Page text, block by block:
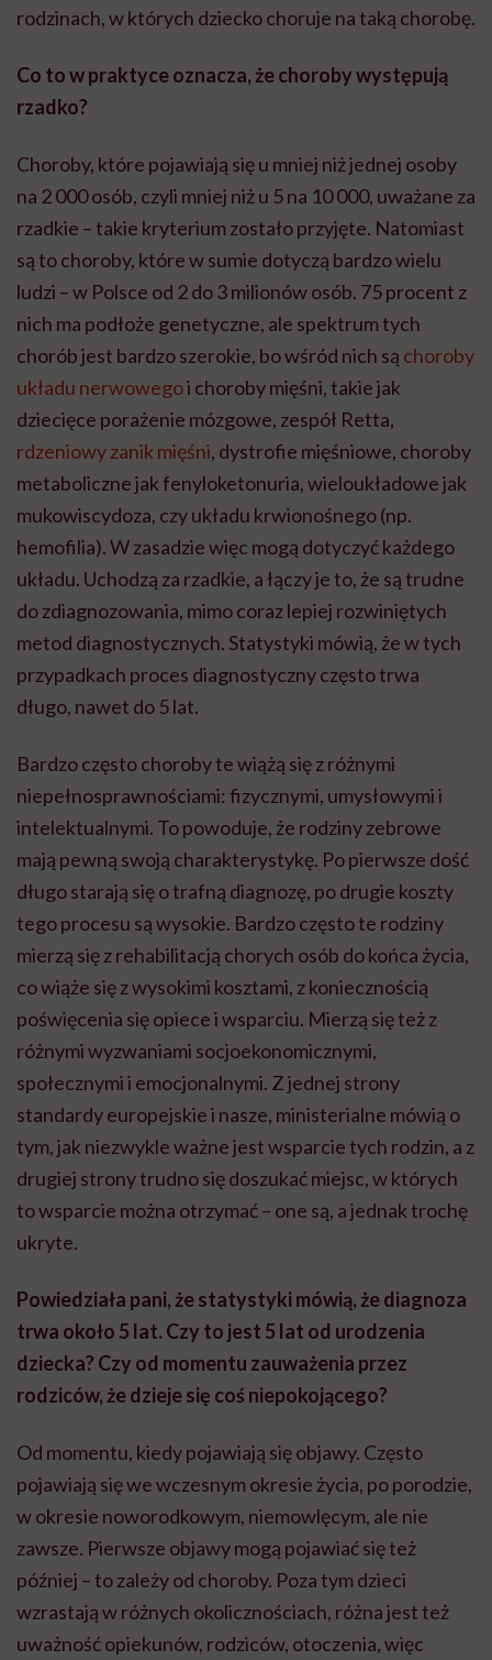
rodzinach, w których dziecko choruje na taką chorobę.
Co to w praktyce oznacza, że choroby występują
rzadko?
Choroby, które pojawiają się u mniej niż jednej osoby
na 2 000 osób, czyli mniej niż u 5 na 10 000, uważane za
rzadkie – takie kryterium zostało przyjęte. Natomiast
są to choroby, które w sumie dotyczą bardzo wielu
ludzi – w Polsce od 2 do 3 milionów osób. 75 procent z
nich ma podłoże genetyczne, ale spektrum tych
chorób jest bardzo szerokie, bo wśród nich są choroby
układu nerwowegoi choroby mięśni, takie jak
dziecięce porażenie mózgowe, zespół Retta,
rdzeniowy zanik mięśni, dystrofie mięśniowe, choroby
metaboliczne jak fenyloketonuria, wieloukładowe jak
mukowiscydoza, czy układu krwionośnego (np.
hemofilia). W zasadzie więc mogą dotyczyć każdego
układu. Uchodzą za rzadkie, a łączy je to, że są trudne
do zdiagnozowania, mimo coraz lepiej rozwiniętych
metod diagnostycznych. Statystyki mówią, że w tych
przypadkach proces diagnostyczny często trwa
długo, nawet do 5 lat.
Bardzo często choroby te wiążą się z różnymi
niepełnosprawnościami: fizycznymi, umysłowymi i
intelektualnymi. To powoduje, że rodziny zebrowe
mają pewną swoją charakterystykę. Po pierwsze dość
długo starają się o trafną diagnozę, po drugie koszty
tego procesu są wysokie. Bardzo często te rodziny
mierzą się z rehabilitacją chorych osób do końca życia,
co wiąże się z wysokimi kosztami, z koniecznością
poświęcenia się opiece i wsparciu. Mierzą się też z
różnymi wyzwaniami socjoekonomicznymi,
społecznymi i emocjonalnymi. Z jednej strony
standardy europejskie i nasze, ministerialne mówią o
tym, jak niezwykle ważne jest wsparcie tych rodzin, a z
drugiej strony trudno się doszukać miejsc, w których
to wsparcie można otrzymać – one są, a jednak trochę
ukryte.
Powiedziała pani, że statystyki mówią, że diagnoza
trwa około 5 lat. Czy to jest 5 lat od urodzenia
dziecka? Czy od momentu zauważenia przez
rodziców, że dzieje się coś niepokojącego?
Od momentu, kiedy pojawiają się objawy. Często
pojawiają się we wczesnym okresie życia, po porodzie,
w okresie noworodkowym, niemowlęcym, ale nie
zawsze. Pierwsze objawy mogą pojawiać się też
później – to zależy od choroby. Poza tym dzieci
wzrastają w różnych okolicznościach, różna jest też
uważność opiekunów, rodziców, otoczenia, więc